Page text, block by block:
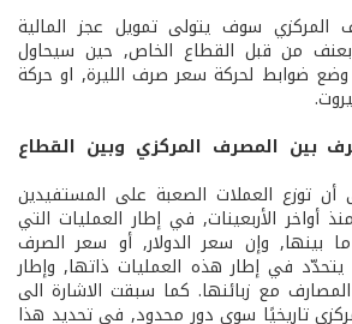
المركزي سوف يتولى تمويل عجز المالية
بعنف من قبل القطاع الخاص, حين سيحاول
من العام 1986, وضع ضوابط لحركة سعر صرف الليرة, او حركة
بين المصرف المركزي وبين القطاع
أن توزع العملات الصعبة على المستفيدين
أواخر الأربعينات, في إطار العمليات التي
بينها, وإن سعر الدولار, أو سعر الصرف
يتحدّد في إطار هذه العمليات ذاتها, وإطار
مع زبائنها. كما سبقت الاشارة الى
تاريخيًا سوى دور محدود, في تحديد هذا